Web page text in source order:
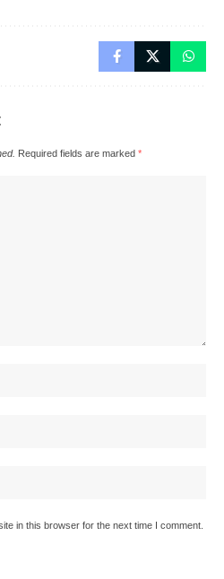
Required fields are marked *
in this browser for the next time I comment.